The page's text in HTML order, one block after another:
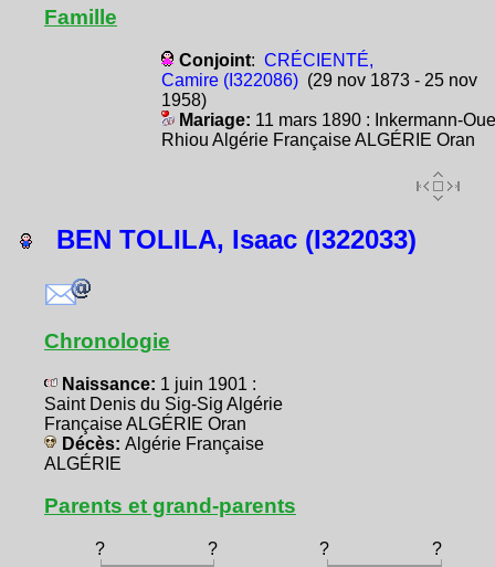
Famille
Conjoint: CRÉCIENTÉ,
Camire (I322086)(29 nov 1873 - 25 nov
1958)
Mariage: 11 mars 1890 : Inkermann-
Rhiou Algérie Française ALGÉRIE Oran
BEN TOLILA, Isaac (I322033)
Chronologie
Naissance: 1 juin 1901 :
Saint Denis du Sig-Sig Algérie
Française ALGÉRIE Oran
Décès: Algérie Française
ALGÉRIE
Parents et grand-parents
? ? ?
?